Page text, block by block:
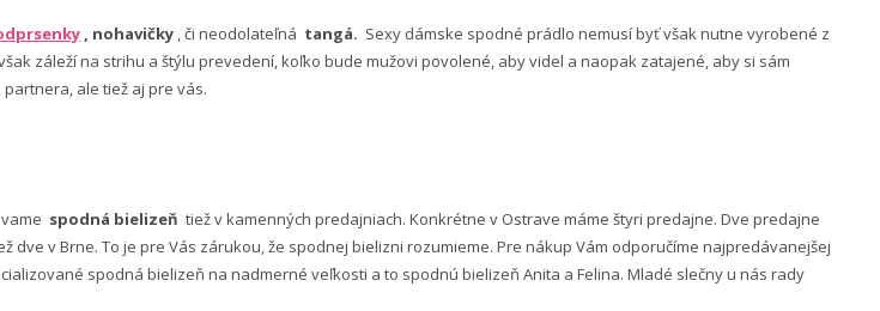
, nohavičky , či neodolateľná tangá. Sexy dámske spodné prádlo nemusí byť však nutne vyrobené z
záleží na strihu a štýlu prevedení, koľko bude mužovi povolené, aby videl a naopak zatajené, aby si sám
ale tiež aj pre vás.
spodná bielizeň tiež v kamenných predajniach. Konkrétne v Ostrave máme štyri predajne. Dve predajne
dve v Brne. To je pre Vás zárukou, že spodnej bielizni rozumieme. Pre nákup Vám odporučíme najpredávanejšej
spodná bielizeň na nadmerné veľkosti a to spodnú bielizeň Anita a Felina. Mladé slečny u nás rady